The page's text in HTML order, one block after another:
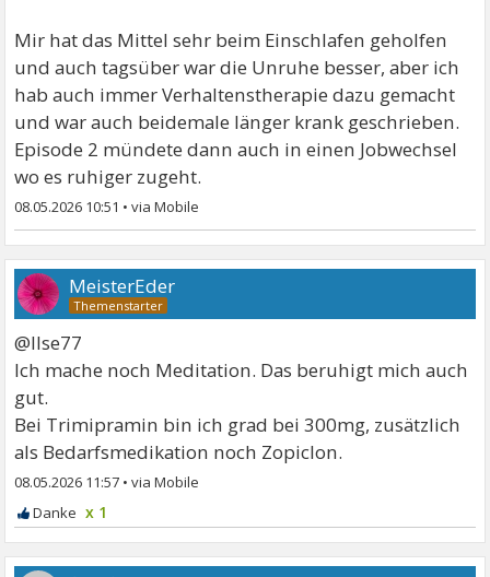
Mir hat das Mittel sehr beim Einschlafen geholfen
und auch tagsüber war die Unruhe besser, aber ich
hab auch immer Verhaltenstherapie dazu gemacht
und war auch beidemale länger krank geschrieben.
Episode 2 mündete dann auch in einen Jobwechsel
wo es ruhiger zugeht.
08.05.2026 10:51 •
MeisterEder
@Ilse77
Ich mache noch Meditation. Das beruhigt mich auch
gut.
Bei Trimipramin bin ich grad bei 300mg, zusätzlich
als Bedarfsmedikation noch Zopiclon.
08.05.2026 11:57 •
x 1